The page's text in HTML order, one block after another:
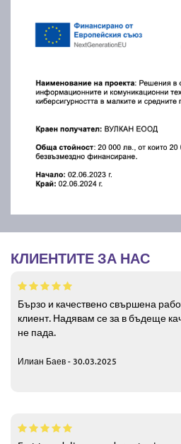
КЛИЕНТИТЕ ЗА НАС
Бързо и качествено свършена
клиент. Надявам се за в бъдеще
не пада.
Илиан Баев - 30.03.2025